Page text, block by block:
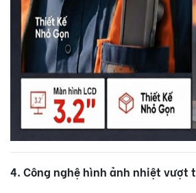
4. Công nghệ hình ảnh nhiệt vượt